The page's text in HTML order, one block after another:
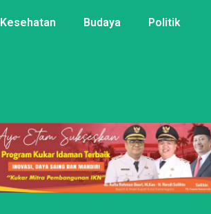
Kesehatan Budaya Politik